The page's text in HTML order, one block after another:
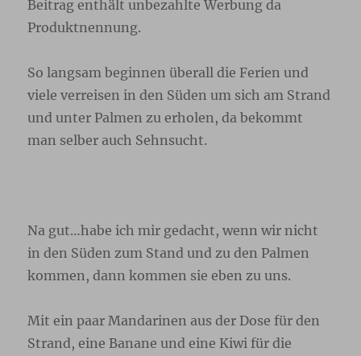
Beitrag enthält unbezahlte Werbung da
Produktnennung.
So langsam beginnen überall die Ferien und
viele verreisen in den Süden um sich am Strand
und unter Palmen zu erholen, da bekommt
man selber auch Sehnsucht.
Na gut…habe ich mir gedacht, wenn wir nicht
in den Süden zum Stand und zu den Palmen
kommen, dann kommen sie eben zu uns.
Mit ein paar Mandarinen aus der Dose für den
Strand, eine Banane und eine Kiwi für die